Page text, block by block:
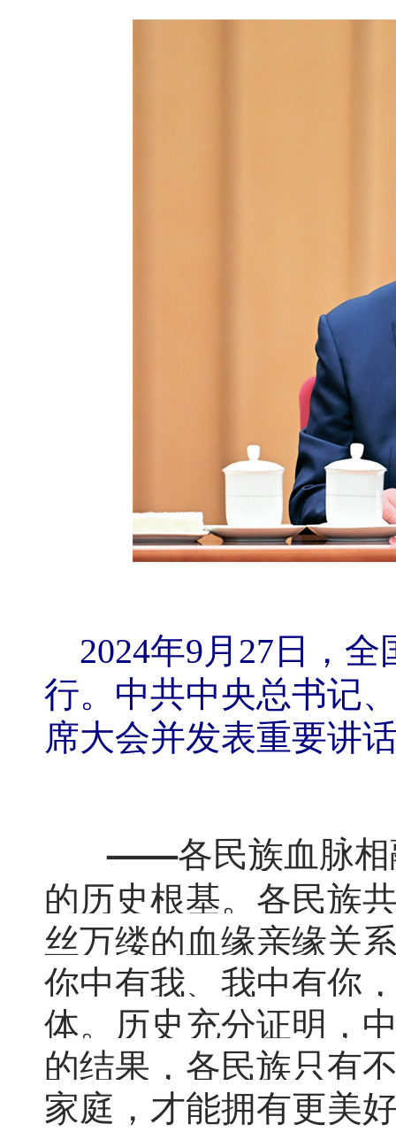
2024年9月27日，全
行。中共中央总书记
席大会并发表重要讲
——各民族血脉相
的历史根基。 各民族
丝万缕的血缘亲缘关
你中有我、我中有你
体。历史充分证明，
的结果，各民族只有
家庭，才能拥有更美